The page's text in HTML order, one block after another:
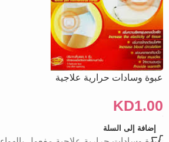
عبوة وسادات حرارية علاجية
KD1.00
إضافة إلى السلة